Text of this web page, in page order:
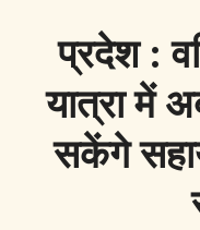
प्रदेश :
यात्रा में
सकेंगे